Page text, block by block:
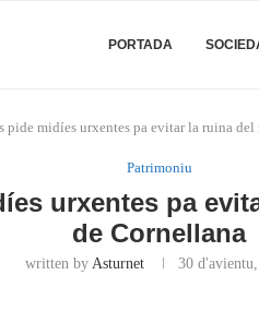
PORTADA
pide midíes urxentes pa evitar la ruina
Patrimoniu
urxentes pa
de Cornellana
written byAsturnet 30